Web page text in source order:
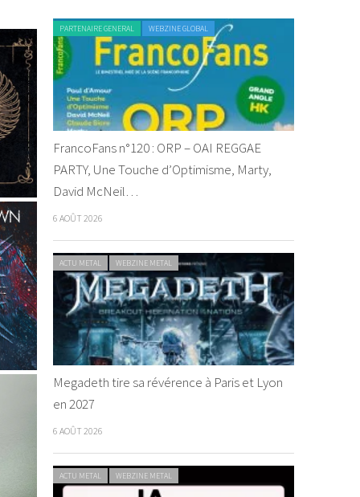
PARTENAIRE GENERAL WEBZINE GLOBAL
FrancoFans n°120 : ORP – OAI REGGAE
PARTY, Une Touche d’Optimisme, Marty,
David McNeil…
6 AOÛT 2026
ACTU METAL WEBZINE METAL
Megadeth tire sa révérence à Paris et Lyon
en 2027
6 AOÛT 2026
ACTU METAL WEBZINE METAL